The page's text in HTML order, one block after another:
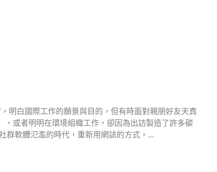
明白國際工作的願景與目的，但有時面對親朋好友天真
或者明明在環境組織工作，卻因為出訪製造了許多碳
群軟體氾濫的時代，重新用網誌的方式，...